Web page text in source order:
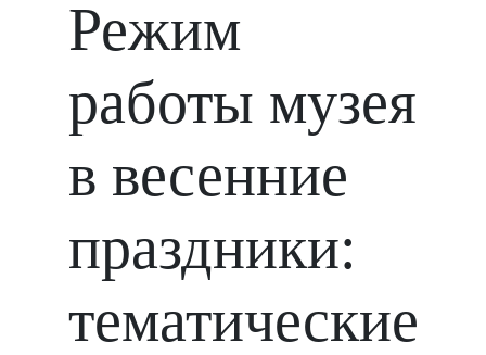
Режим
работы музея
в весенние
праздники:
тематические